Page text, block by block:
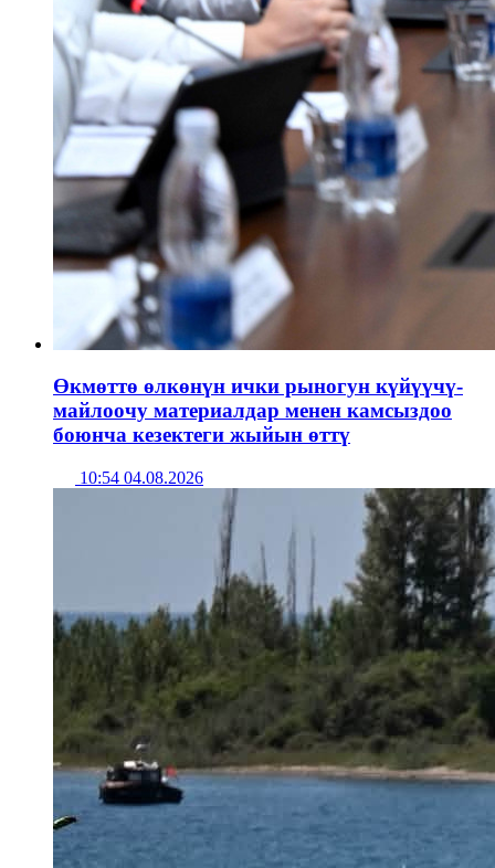
Өкмөттө өлкөнүн ички рыногун күйүүчү-
майлоочу материалдар менен камсыздоо
боюнча кезектеги жыйын өттү
10:54 04.08.2026